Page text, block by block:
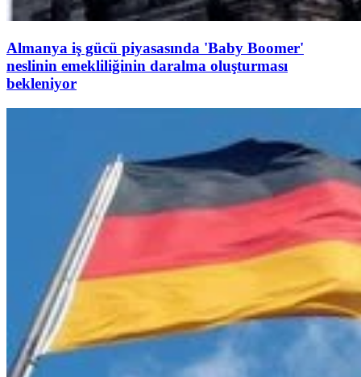
Almanya iş gücü piyasasında 'Baby Boomer'
neslinin emekliliğinin daralma oluşturması
bekleniyor